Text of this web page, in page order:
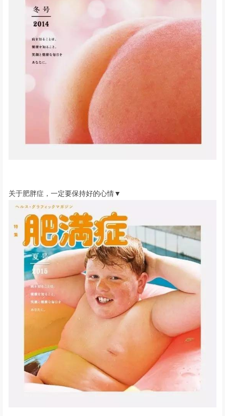
关于肥胖症，一定要保持好的心情▼